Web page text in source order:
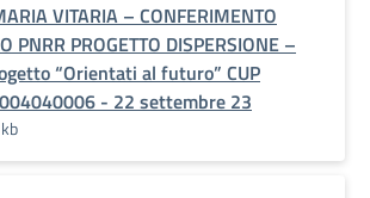
VITARIA – CONFERIMENTO
PNRR PROGETTO DISPERSIONE –
“Orientati al futuro” CUP
- 22 settembre 23